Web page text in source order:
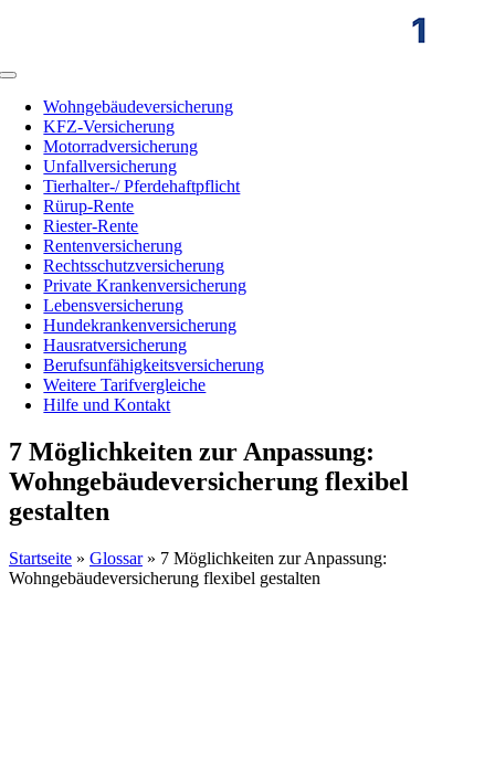
Toggle
NavigationWohngebäudeversicherung
KFZ-Versicherung
Motorradversicherung
Unfallversicherung
Tierhalter-/ Pferdehaftpflicht
Rürup-Rente
Riester-Rente
Rentenversicherung
Rechtsschutzversicherung
Private Krankenversicherung
Lebensversicherung
Hundekrankenversicherung
Hausratversicherung
Berufsunfähigkeitsversicherung
Weitere Tarifvergleiche
Hilfe und Kontakt
7 Möglichkeiten zur Anpassung:
Wohngebäudeversicherung flexibel
gestalten
Startseite » Glossar» 7 Möglichkeiten zur Anpassung:
Wohngebäudeversicherung flexibel gestalten